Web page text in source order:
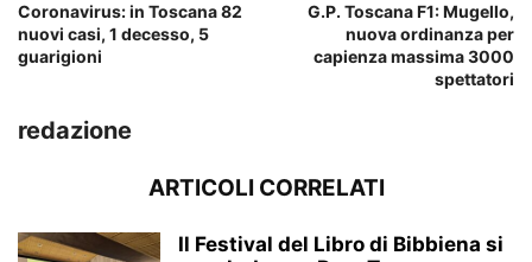
Coronavirus: in Toscana 82
nuovi casi, 1 decesso, 5
guarigioni
G.P. Toscana F1: Mugello,
nuova ordinanza per
capienza massima 3000
spettatori
redazione
ARTICOLI CORRELATI
Il Festival del Libro di Bibbiena si